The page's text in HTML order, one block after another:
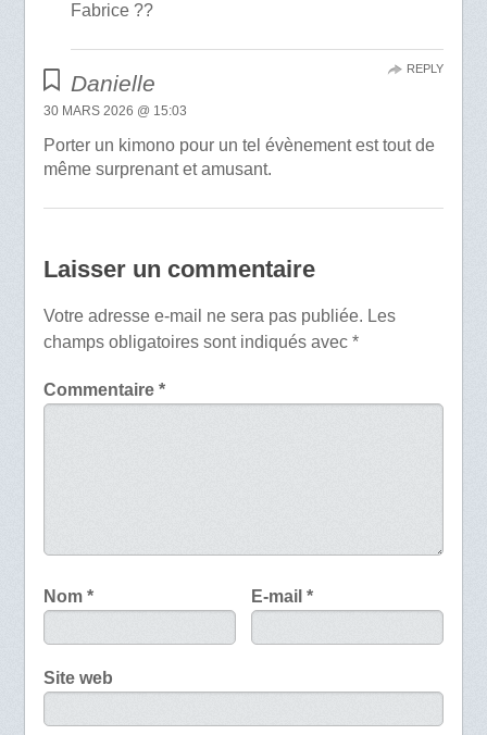
Fabrice ??
Danielle
30 MARS 2026 @ 15:03
Porter un kimono pour un tel évènement est tout de
même surprenant et amusant.
REPLY
Laisser un commentaire
Votre adresse e-mail ne sera pas publiée. Les
champs obligatoires sont indiqués avec *
Commentaire *
Nom * E-mail*
Site web